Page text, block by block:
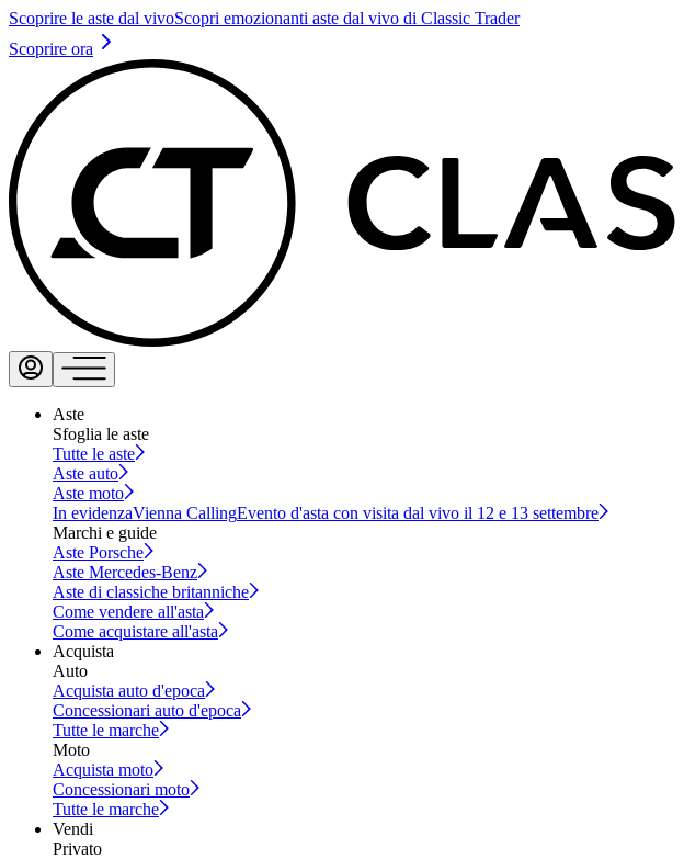
Scoprire le aste dal vivoScopri emozionanti aste dal vivo di Classic Trader
Scoprire ora
Aste
Sfoglia le aste
Tutte le aste
Aste auto
Aste moto
In evidenzaVienna CallingEvento d'asta con visita dal vivo il 12 e 13 settembre
Marchi e guide
Aste Porsche
Aste Mercedes-Benz
Aste di classiche britanniche
Come vendere all'asta
Come acquistare all'asta
Acquista
Auto
Acquista auto d'epoca
Concessionari auto d'epoca
Tutte le marche
Moto
Acquista moto
Concessionari moto
Tutte le marche
Vendi
Privato